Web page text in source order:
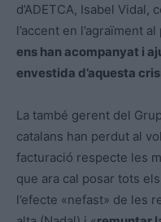
d’ADETCA, Isabel Vidal,
l’accent en l’agraïment
ens han acompanyat i
envestida d’aquesta
La també gerent del
catalans han perdut al
facturació respecte les
que ara cal posar tots
l’efecte «nefast» de les